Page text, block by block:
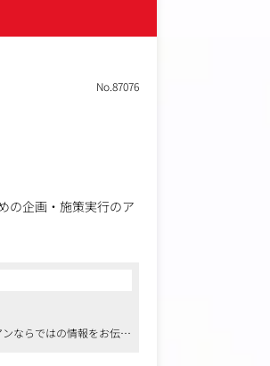
できます。
クトに関与できま
るためには、
ます。
No.87076
の企画・施策実行のア
ならではの情報をお伝え